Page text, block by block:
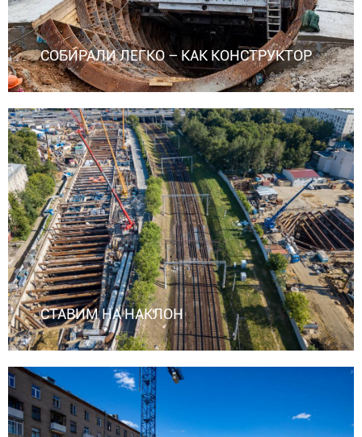
СОБИРАЛИ ЛЕГКО – КАК КОНСТРУКТОР
СТАВИМ НА НАКЛОН